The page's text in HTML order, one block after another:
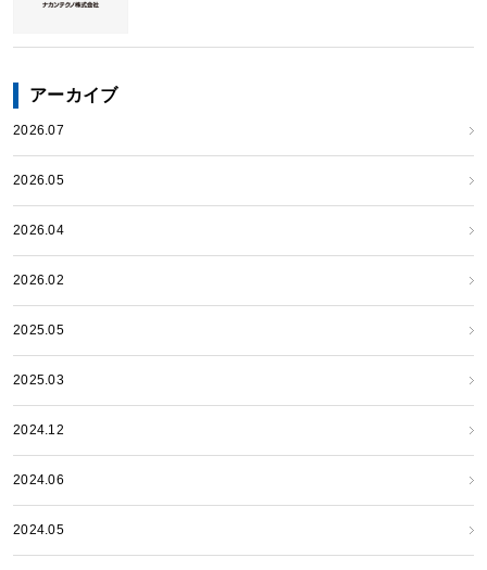
アーカイブ
2026.07
2026.05
2026.04
2026.02
2025.05
2025.03
2024.12
2024.06
2024.05